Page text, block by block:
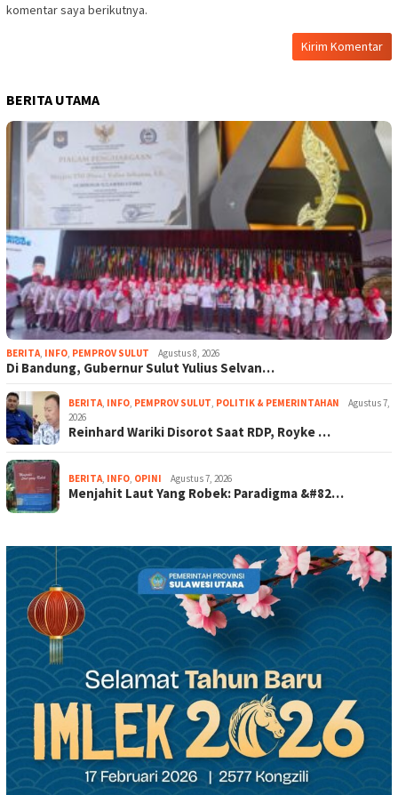
komentar saya berikutnya.
BERITA UTAMA
BERITA INFO PEMPROV SULUT Agustus 8, 2026
Di Bandung, Gubernur Sulut Yulius Selvan…
BERITA INFO PEMPROV SULUT POLITIK & PEMERINTAHAN
Agustus 7,
2026
Reinhard Wariki Disorot Saat RDP, Royke …
BERITA INFO OPINI Agustus 7, 2026
Menjahit Laut Yang Robek: Paradigma &#82…